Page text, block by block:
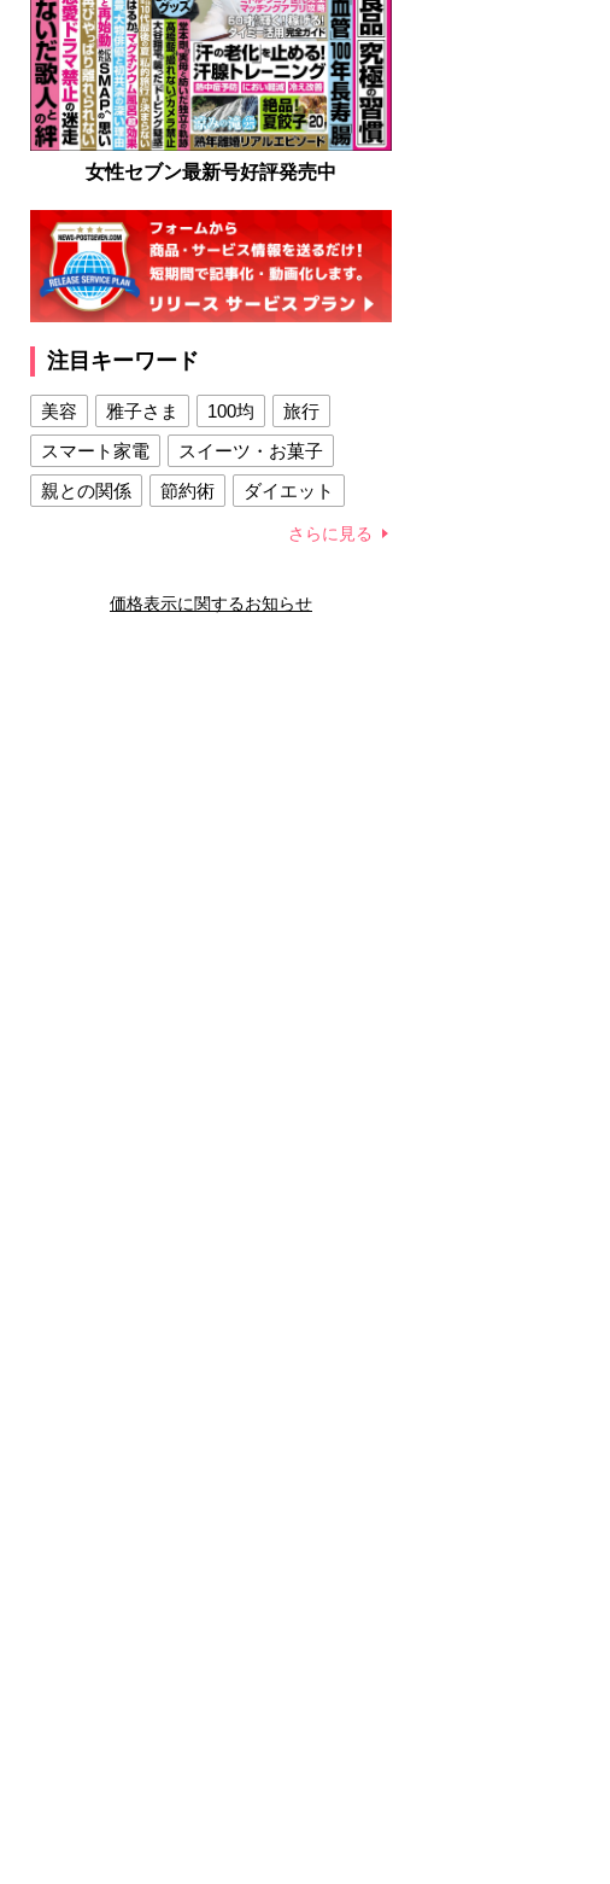
女性セブン最新号好評発売中
注目キーワード
美容 雅子さま 100均
旅行
スマート家電
スイーツ・お菓子
親との関係
節約術
ダイエット
夫との関係
新津春子 どか食い
さらに見る
価格表示に関するお知らせ